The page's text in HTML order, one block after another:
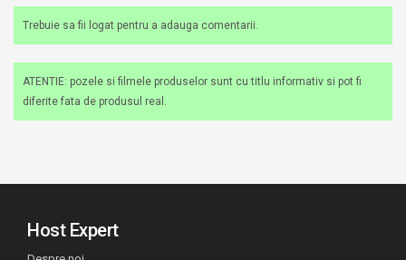
Trebuie sa fii logat pentru a adauga comentarii.
ATENTIE: pozele si filmele produselor sunt cu titlu informativ si pot fi
diferite fata de produsul real.
Host Expert